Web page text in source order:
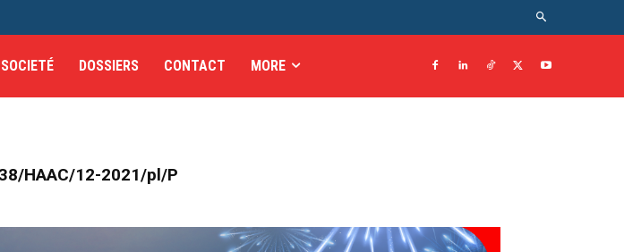
SOCIETÉ DOSSIERS CONTACT MORE
HAAC/12-2021/pl/P